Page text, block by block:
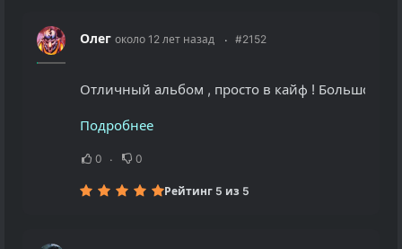
Олег около 12 лет назад #2152
Отличный альбом , просто в кайф ! Большое
Подробнее
0 0
Рейтинг 5 из 5